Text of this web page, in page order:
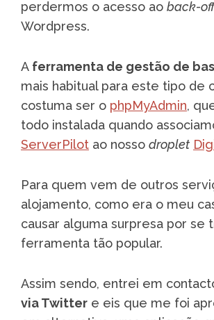
perdermos o acesso ao back-
Wordpress.
A ferramenta de gestão de
mais habitual para este tipo de
costuma ser o phpMyAdmin,
todo instalada quando
ServerPilot ao nosso droplet
Para quem vem de outros
alojamento, como era o meu
causar alguma surpresa por se
ferramenta tão popular.
Assim sendo, entrei em
via Twitter e eis que me foi